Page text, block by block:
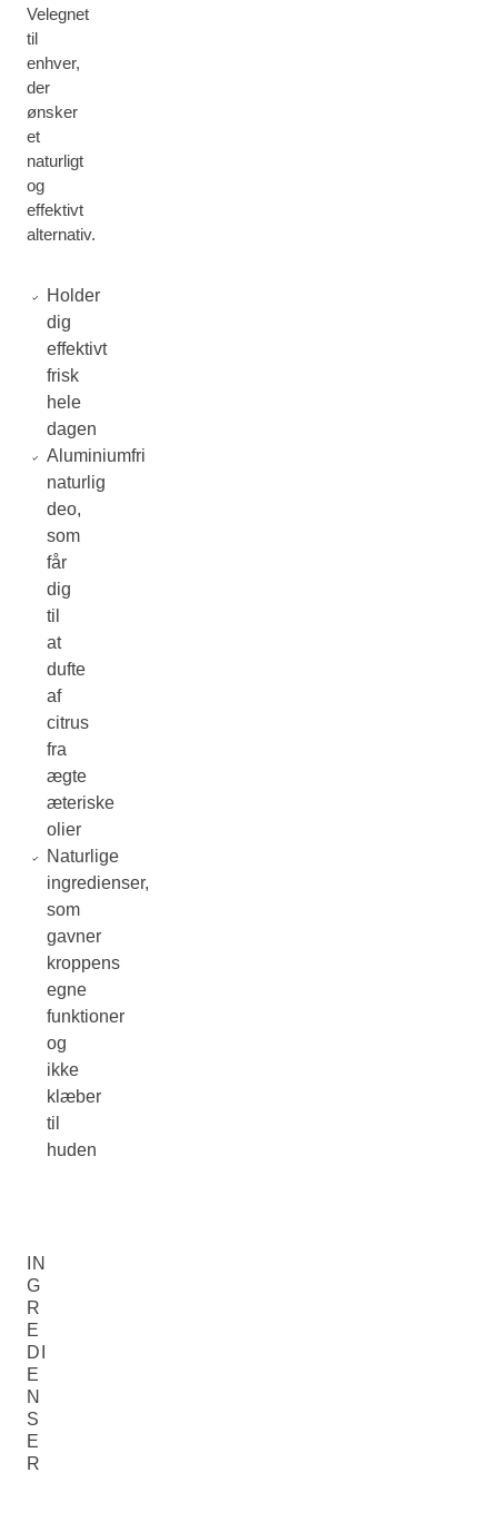
Velegnet
til
enhver,
der
ønsker
et
naturligt
og
effektivt
alternativ.
Holder
dig
effektivt
frisk
hele
dagen
Aluminiumfri
naturlig
deo,
som
får
dig
til
at
dufte
af
citrus
fra
ægte
æteriske
olier
Naturlige
ingredienser,
som
gavner
kroppens
egne
funktioner
og
ikke
klæber
til
huden
IN
G
R
E
DI
E
N
S
E
R